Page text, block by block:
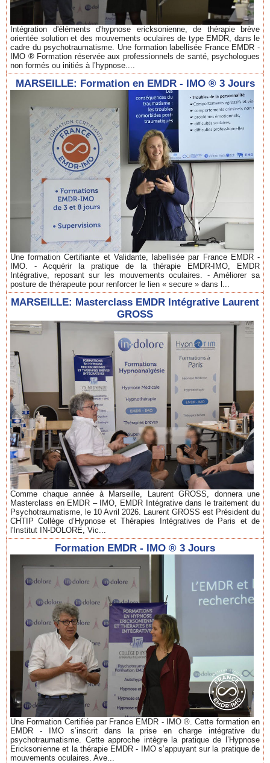
Intégration d'éléments d'hypnose ericksonienne, de thérapie brève
orientée solution et des mouvements oculaires de type EMDR, dans le
cadre du psychotraumatisme. Une formation labellisée France EMDR -
IMO ® Formation réservée aux professionnels de santé, psychologues
non formés ou initiés à l’hypnose....
MARSEILLE: Formation en EMDR - IMO ® 3 Jours
Une formation Certifiante et Validante, labellisée par France EMDR -
IMO. - Acquérir la pratique de la thérapie EMDR-IMO, EMDR
Intégrative, reposant sur les mouvements oculaires. - Améliorer sa
posture de thérapeute pour renforcer le lien « secure » dans l...
MARSEILLE: Masterclass EMDR Intégrative Laurent
GROSS
Comme chaque année à Marseille, Laurent GROSS, donnera une
Masterclass en EMDR – IMO, EMDR Intégrative dans le traitement du
Psychotraumatisme, le 10 Avril 2026. Laurent GROSS est Président du
CHTIP Collège d’Hypnose et Thérapies Intégratives de Paris et de
l'Institut IN-DOLORE, Vic...
Formation EMDR - IMO ® 3 Jours
Une Formation Certifiée par France EMDR - IMO ®. Cette formation en
EMDR - IMO s’inscrit dans la prise en charge intégrative du
psychotraumatisme. Cette approche intègre la pratique de l’Hypnose
Ericksonienne et la thérapie EMDR - IMO s’appuyant sur la pratique de
mouvements oculaires. Ave...